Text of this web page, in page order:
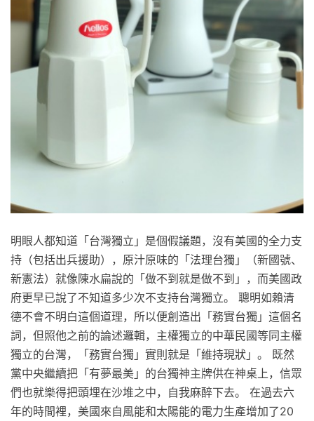
明眼人都知道「台灣獨立」是個假議題，沒有美國的全力支
持（包括出兵援助），原汁原味的「法理台獨」（新國號、
新憲法）就像陳水扁說的「做不到就是做不到」，而美國政
府更早已說了不知道多少次不支持台灣獨立。 聰明如賴清
德不會不明白這個道理，所以便創造出「務實台獨」這個名
詞，但照他之前的論述邏輯，主權獨立的中華民國等同主權
獨立的台灣，「務實台獨」實則就是「維持現狀」。 既然
黨中央繼續把「有夢最美」的台獨神主牌供在神桌上，信眾
們也就樂得把頭埋在沙堆之中，自我麻醉下去。 在過去六
年的時間裡，美國來自風能和太陽能的電力生產增加了20